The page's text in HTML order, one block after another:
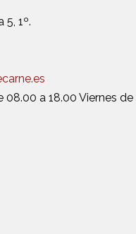
1º.
08.00 a 18.00 Viernes